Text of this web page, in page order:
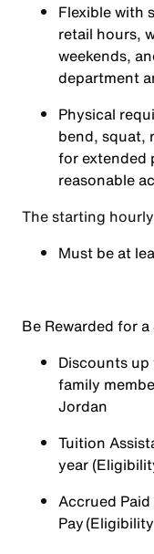
Flexible with
retail hours,
weekends,
department
Physical
bend, squat,
for extended
reasonable
The starting hourly
Must be at
Be Rewarded for
Discounts
family
Jordan
Tuition
year
Accrued
Pay